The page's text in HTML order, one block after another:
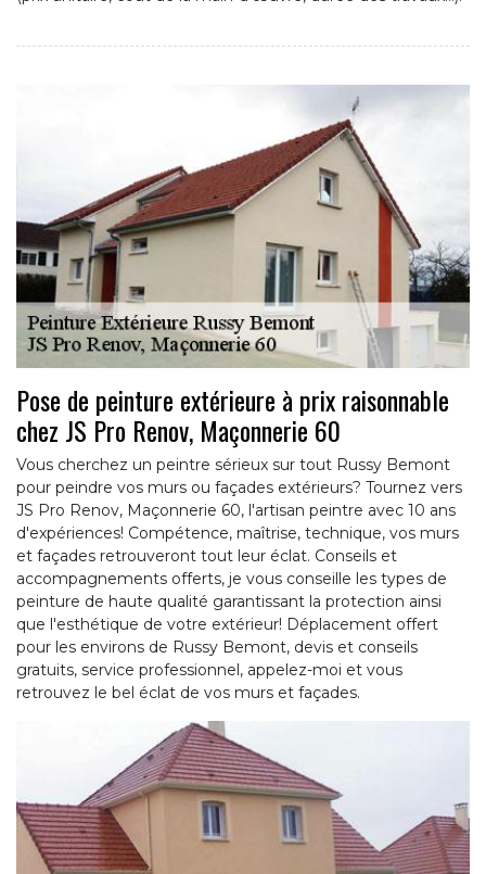
Pose de peinture extérieure à prix raisonnable
chez JS Pro Renov, Maçonnerie 60
Vous cherchez un peintre sérieux sur tout Russy Bemont
pour peindre vos murs ou façades extérieurs? Tournez vers
JS Pro Renov, Maçonnerie 60, l'artisan peintre avec 10 ans
d'expériences! Compétence, maîtrise, technique, vos murs
et façades retrouveront tout leur éclat. Conseils et
accompagnements offerts, je vous conseille les types de
peinture de haute qualité garantissant la protection ainsi
que l'esthétique de votre extérieur! Déplacement offert
pour les environs de Russy Bemont, devis et conseils
gratuits, service professionnel, appelez-moi et vous
retrouvez le bel éclat de vos murs et façades.